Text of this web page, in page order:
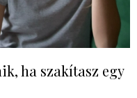
ha szakítasz egy